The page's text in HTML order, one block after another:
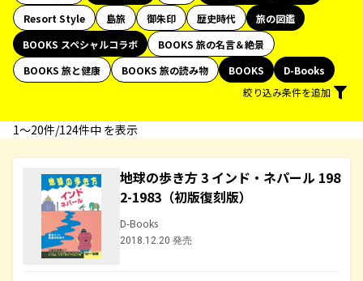
Resort Style
島旅 御朱印 歴史時代
旅の図鑑
BOOKS スペシャルコラボ
BOOKS 旅の名言＆絶景
BOOKS 旅と健康
BOOKS 旅の読み物 BOOKS
D-Books
絞り込み条件を追加
1〜20件/124件中 を表示
地球の歩き方 3 インド・ネパール 198
2-1983（初版復刻版）
D-Books
2018.12.20 発売